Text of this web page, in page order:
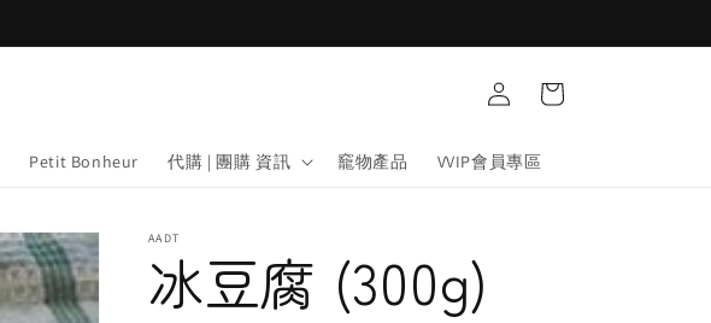
Petit Bonheur 代購 | 團購 資訊 竉物產品 VVIP會員專區
Log
in
Cart
AADT
冰豆腐 (300g)